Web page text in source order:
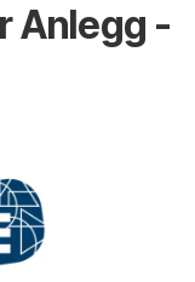
Anlegg -